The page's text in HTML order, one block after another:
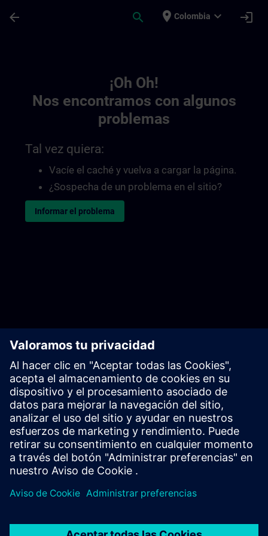
arrow_back search place Colombia expand_more login
¡Oh Oh!
Nos encontramos con algunos
problemas
Tal vez quiera:
Vacíe el caché y vuelva a cargar la página.
¿Sospecha de un problema en el sitio?
Informar el problema